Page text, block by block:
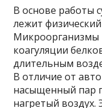
В основе работы
лежит
Микроорганизмы
коагуляции
длительным
В отличие от
насыщенный пар
нагретый воздух.